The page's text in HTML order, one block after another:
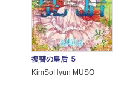
復讐の皇后 ５
KimSoHyun MUSO